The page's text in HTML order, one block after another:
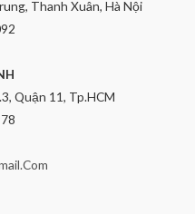
Thanh Xuân, Hà Nội
Quận 11, Tp.HCM